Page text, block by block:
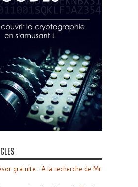
gratuite : A la recherche de Mr